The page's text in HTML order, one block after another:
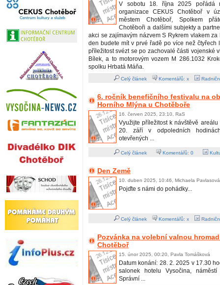
V sobotu 18. října 2025 pořádá
organizace CEKUS Chotěboř v
městem Chotěboř, Spolkem
Chotěboři a dalšími subjekty a
akci se zajímavým názvem S Rykrem vlakem za
den budete mít v prvé řadě po více než čtyřech
příležitost svézt se po zachovalé části vojenské
Bílek, a to motorovým vozem M 286.1032
spolku Hrbatá Máňa.
Celý článek Komentářů: x
6. ročník benefičního festivalu na
Horního Mlýna u Chotěboře
16. červen 2025, 23:10, RaS
Využijte příležitost k návštěvě
20. září v odpoledních
otevřených ...
Celý článek Komentářů: 0
Den Země
10. duben 2025, 10:46, Michaela Pavlasová
Pojďte s námi do pohádky...
Celý článek Komentářů: x
Pozvánka na volební valnou
Chotěboř
15. únor 2025, 00:20, Pavla Tomášková
Datum konání: 28. 2. 2025 v 17.30
salonek hotelu Vysočina, náměstí
Správní ...